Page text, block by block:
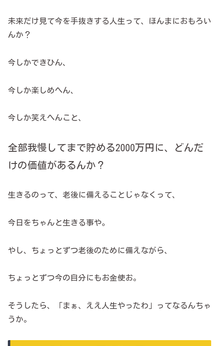
未来だけ見て今を手抜きする人生って、ほんまにおもろい
んか？
今しかできひん、
今しか楽しめへん、
今しか笑えへんこと、
全部我慢してまで貯める2000万円に、どんだ
けの価値があるんか？
生きるのって、老後に備えることじゃなくって、
今日をちゃんと生きる事や。
やし、ちょっとずつ老後のために備えながら、
ちょっとずつ今の自分にもお金使お。
そうしたら、「まぁ、ええ人生やったわ」ってなるんちゃ
うか。